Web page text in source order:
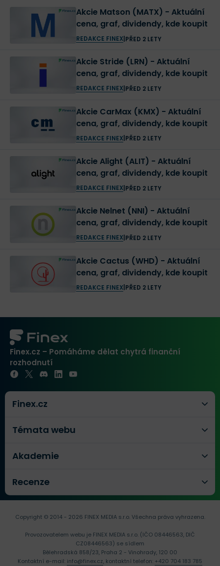
Akcie Matson (MATX) - Aktuální
cena, graf, dividendy, kde koupit
REDAKCE FINEX| PŘED 2 LETY
Akcie Stride (LRN) - Aktuální
cena, graf, dividendy, kde koupit
REDAKCE FINEX| PŘED 2 LETY
Akcie CarMax (KMX) - Aktuální
cena, graf, dividendy, kde koupit
REDAKCE FINEX| PŘED 2 LETY
Akcie Alight (ALIT) - Aktuální
cena, graf, dividendy, kde koupit
REDAKCE FINEX| PŘED 2 LETY
Akcie Nelnet (NNI) - Aktuální
cena, graf, dividendy, kde koupit
REDAKCE FINEX| PŘED 2 LETY
Akcie Cactus (WHD) - Aktuální
cena, graf, dividendy, kde koupit
REDAKCE FINEX| PŘED 2 LETY
Finex.cz – Pomáháme dělat chytrá finanční
rozhodnutí
Finex.cz
Témata webu
Akademie
Recenze
Copyright © 2014 - 2026 FINEX MEDIA s.r.o.Všechna práva vyhrazena.
Provozovatelem webu je FINEX MEDIA s.r.o. (IČO 08446563, DIČ
CZ08446563) se sídlem
Bělehradská 858/23, Praha 2 - Vinohrady, 120 00
Kontaktní e-mail: info@finex.cz, kontaktní telefon: +420 704 183 785